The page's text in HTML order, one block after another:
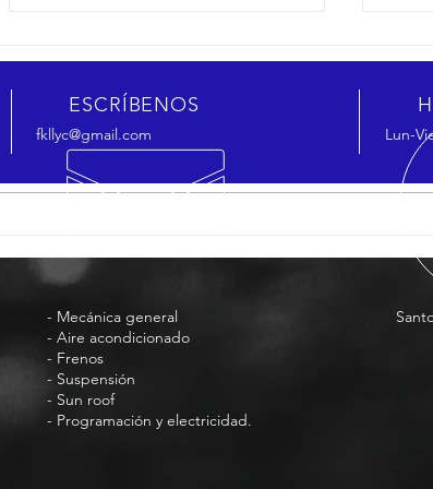
ESCRÍBENOS
fkllyc@gmail.com Lun-
- Mecánica general
- Aire acondicionado
- Frenos
- Suspensión
- Sun roof
- Programación y electricidad.